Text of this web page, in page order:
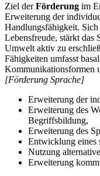
Ziel derFörderung im
Erweiterung der
Handlungsfähigkeit.
Lebensfreude, stärkt das
Umwelt aktiv zu
Fähigkeiten umfasst
Kommunikationsformen
[Förderung Sprache]
Erweiterung der
Erweiterung des
Begriffsbildung,
Erweiterung des
Entwicklung eines
Nutzung
Erweiterung